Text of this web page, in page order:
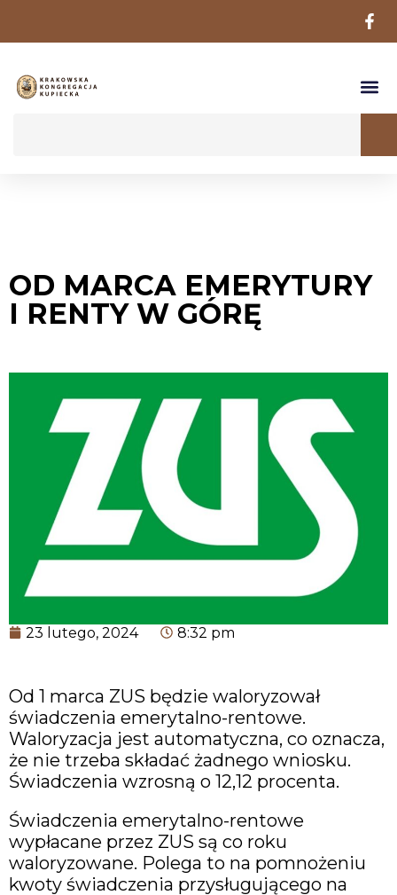
OD MARCA EMERYTURY
I RENTY W GÓRĘ
23 lutego, 2024 8:32 pm
Od 1 marca ZUS będzie waloryzował
świadczenia emerytalno-rentowe.
Waloryzacja jest automatyczna, co oznacza,
że nie trzeba składać żadnego wniosku.
Świadczenia wzrosną o 12,12 procenta.
Świadczenia emerytalno-rentowe
wypłacane przez ZUS są co roku
waloryzowane. Polega to na pomnożeniu
kwoty świadczenia przysługującego na